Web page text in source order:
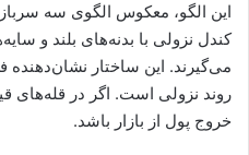
این الگو، معکوس الگوی سه
کندل نزولی با بدنه‌های بلند و
می‌گیرند. این ساختار نشان‌دهنده
روند نزولی است. اگر در قله‌های
خروج پول از بازار باشد.